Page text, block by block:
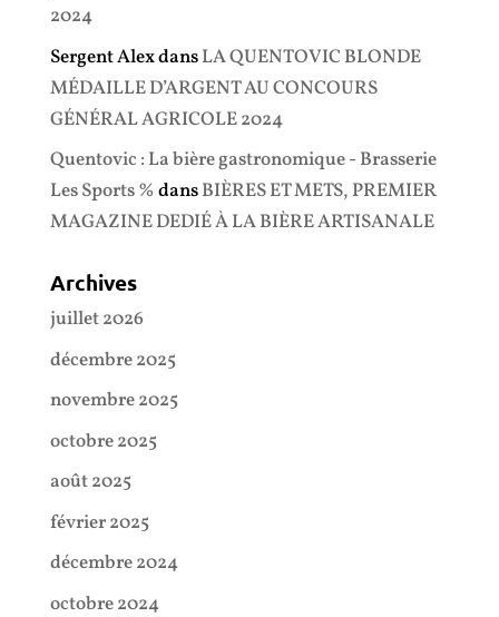
2024
Sergent AlexdansLA QUENTOVIC BLONDE
MÉDAILLE D’ARGENT AU CONCOURS
GÉNÉRAL AGRICOLE 2024
Quentovic : La bière gastronomique - Brasserie
Les Sports % dansBIÈRES ET METS, PREMIER
MAGAZINE DEDIÉ À LA BIÈRE ARTISANALE
Archives
juillet 2026
décembre 2025
novembre 2025
octobre 2025
août 2025
février 2025
décembre 2024
octobre 2024